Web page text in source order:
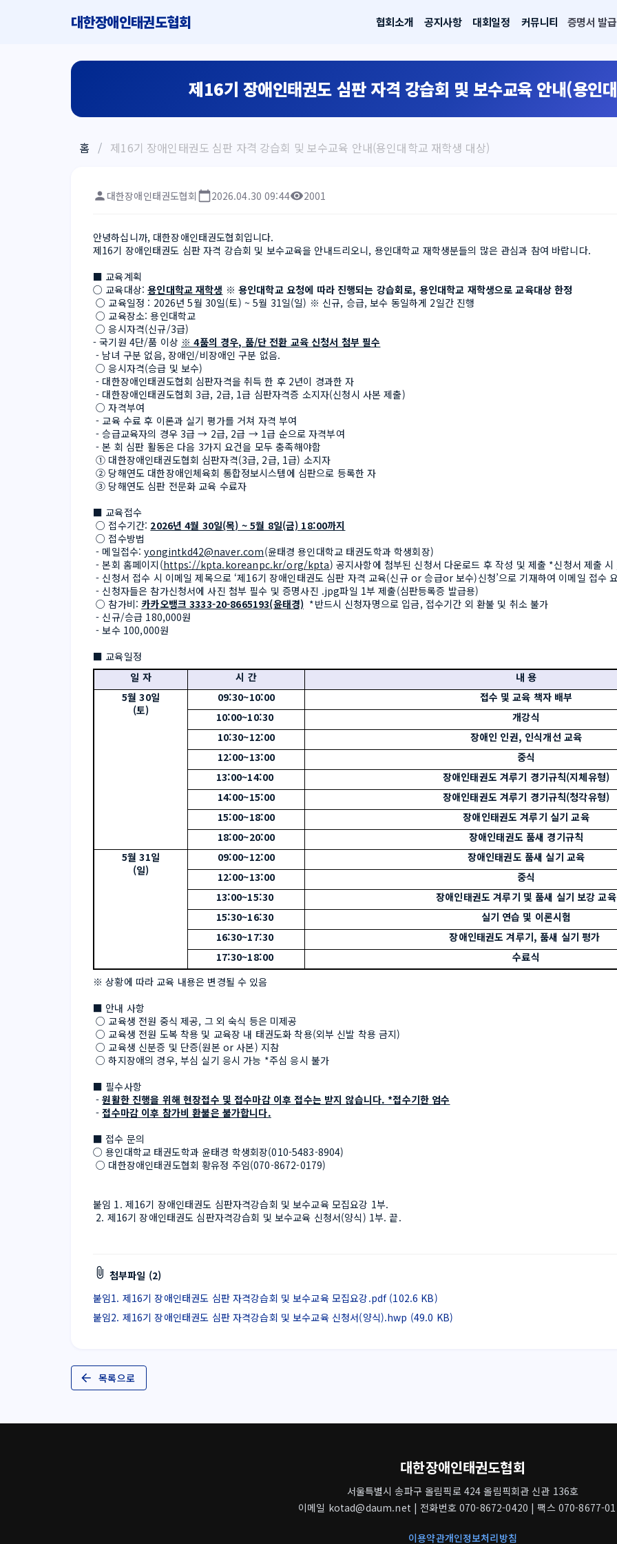
대한장애인태권도협회 협회소개 공지사항 대회일정 커뮤니티 증명서 발급
제16기 장애인태권도 심판 자격 강습회 및 보수교육 안내(용인
홈 / 제16기 장애인태권도 심판 자격 강습회 및 보수교육 안내(용인대학교 재학생 대상)
대한장애인태권도협회 2026.04.30 09:44 2001
안녕하십니까, 대한장애인태권도협회입니다.
제16기 장애인태권도 심판 자격 강습회 및 보수교육을 안내드리오니, 용인대학교 재학생분들의 많은 관심과 참여 바랍니다.
■ 교육계획
○ 교육대상: 용인대학교 재학생 ※ 용인대학교 요청에 따라 진행되는 강습회로, 용인대학교 재학생으로 교육대상 한정
○ 교육일정 : 2026년 5월 30일(토) ~ 5월 31일(일) ※ 신규, 승급, 보수 동일하게 2일간 진행
○ 교육장소: 용인대학교
○ 응시자격(신규/3급)
- 국기원 4단/품 이상 ※ 4품의 경우, 품/단 전환 교육 신청서 첨부 필수
- 남녀 구분 없음, 장애인/비장애인 구분 없음.
○ 응시자격(승급 및 보수)
- 대한장애인태권도협회 심판자격을 취득 한 후 2년이 경과한 자
- 대한장애인태권도협회 3급, 2급, 1급 심판자격증 소지자(신청시 사본 제출)
○ 자격부여
- 교육 수료 후 이론과 실기 평가를 거쳐 자격 부여
- 승급교육자의 경우 3급 → 2급, 2급 → 1급 순으로 자격부여
- 본 회 심판 활동은 다음 3가지 요건을 모두 충족해야함
① 대한장애인태권도협회 심판자격(3급, 2급, 1급) 소지자
② 당해연도 대한장애인체육회 통합정보시스템에 심판으로 등록한 자
③ 당해연도 심판 전문화 교육 수료자
■ 교육접수
○ 접수기간: 2026년 4월 30일(목) ~ 5월 8일(금) 18:00까지
○ 접수방법
- 메일접수: yongintkd42@naver.com(윤태경 용인대학교 태권도학과 학생회장)
- 본회 홈페이지 (https://kpta.koreanpc.kr/org/kpta) 공지사항에 첨부된 신청서 다운로드 후 작성 및 제출 *신청서 제출 시
- 신청서 접수 시 이메일 제목으로 ‘제16기 장애인태권도 심판 자격 교육(신규 or 승급or 보수)신청’으로 기재하여 이메일 접수
- 신청자들은 참가신청서에 사진 첨부 필수 및 증명사진 .jpg파일 1부 제출(심판등록증 발급용)
○ 참가비: 카카오뱅크 3333-20-8665193(윤태경) *반드시 신청자명으로 입금, 접수기간 외 환불 및 취소 불가
- 신규/승급 180,000원
- 보수 100,000원
■ 교육일정
일 자
시 간
내 용
5월 30일
(토)
09:30~10:00
접수 및 교육 책자 배부
10:00~10:30
개강식
10:30~12:00
장애인 인권, 인식개선 교육
12:00~13:00
중식
13:00~14:00
장애인태권도 겨루기 경기규칙(지체유형)
14:00~15:00
장애인태권도 겨루기 경기규칙(청각유형)
15:00~18:00
장애인태권도 겨루기 실기 교육
18:00~20:00
장애인태권도 품새 경기규칙
5월 31일
(일)
09:00~12:00
장애인태권도 품새 실기 교육
12:00~13:00
중식
13:00~15:30
장애인태권도 겨루기 및 품새 실기 보강 교육
15:30~16:30
실기 연습 및 이론시험
16:30~17:30
장애인태권도 겨루기, 품새 실기 평가
17:30~18:00
수료식
※ 상황에 따라 교육 내용은 변경될 수 있음
■ 안내 사항
○ 교육생 전원 중식 제공, 그 외 숙식 등은 미제공
○ 교육생 전원 도복 착용 및 교육장 내 태권도화 착용(외부 신발 착용 금지)
○ 교육생 신분증 및 단증(원본 or 사본) 지참
○ 하지장애의 경우, 부심 실기 응시 가능 *주심 응시 불가
■ 필수사항
- 원활한 진행을 위해 현장접수 및 접수마감 이후 접수는 받지 않습니다. *접수기한 엄수
- 접수마감 이후 참가비 환불은 불가합니다.
■ 접수 문의
○ 용인대학교 태권도학과 윤태경 학생회장(010-5483-8904)
○ 대한장애인태권도협회 황유정 주임(070-8672-0179)
붙임 1. 제16기 장애인태권도 심판자격강습회 및 보수교육 모집요강 1부.
2. 제16기 장애인태권도 심판자격강습회 및 보수교육 신청서(양식) 1부. 끝.
첨부파일 (2)
붙임1. 제16기 장애인태권도 심판 자격강습회 및 보수교육 모집요강.pdf (102.6 KB)
붙임2. 제16기 장애인태권도 심판 자격강습회 및 보수교육 신청서(양식).hwp (49.0 KB)
목록으로
대한장애인태권도협회
서울특별시 송파구 올림픽로 424 올림픽회관 신관 136호
이메일 kotad@daum.net | 전화번호 070-8672-0420 | 팩스 070-8677-
이용약관개인정보처리방침